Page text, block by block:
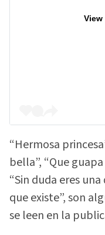
“Hermosa
bella”, “Que
“Sin duda eres
que existe”, son
se leen en la